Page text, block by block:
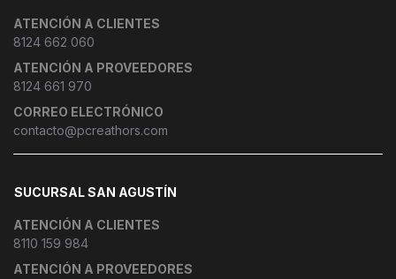
ATENCIÓN A CLIENTES
8124 662 060
ATENCIÓN A PROVEEDORES
8124 661 970
CORREO ELECTRÓNICO
contacto@pcreathors.com
SUCURSAL SAN AGUSTÍN
ATENCIÓN A CLIENTES
8110 159 984
ATENCIÓN A PROVEEDORES